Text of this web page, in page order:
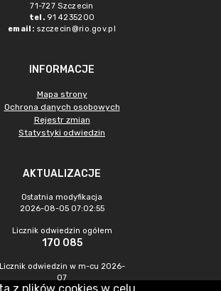
71-727 Szczecin
tel. 91 4235200
email: szczecin@rio.gov.pl
INFORMACJE
Mapa strony
Ochrona danych osobowych
Rejestr zmian
Statystyki odwiedzin
AKTUALIZACJE
Ostatnia modyfikacja
2026-08-05 07:02:55
Licznik odwiedzin ogółem
170 085
Licznik odwiedzin w m-cu 2026-
07